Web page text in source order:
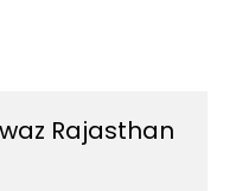
Rajasthan